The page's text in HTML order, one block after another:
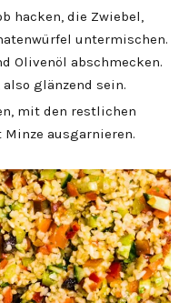
hacken, die Zwiebel,
untermischen.
Olivenöl abschmecken.
glänzend sein.
mit den restlichen
ausgarnieren.